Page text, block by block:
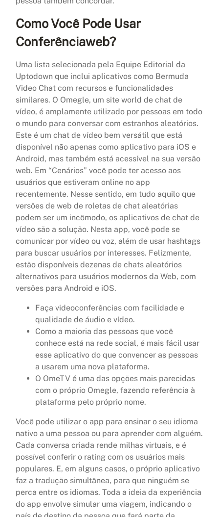
Como Você Pode Usar
Conferênciaweb?
Uma lista selecionada pela Equipe Editorial da
Uptodown que inclui aplicativos como Bermuda
Video Chat com recursos e funcionalidades
similares. O Omegle, um site world de chat de
vídeo, é amplamente utilizado por pessoas em todo
o mundo para conversar com estranhos aleatórios.
Este é um chat de vídeo bem versátil que está
disponível não apenas como aplicativo para iOS e
Android, mas também está acessível na sua versão
web. Em “Cenários” você pode ter acesso aos
usuários que estiveram online no app
recentemente. Nesse sentido, em tudo aquilo que
versões de web de roletas de chat aleatórias
podem ser um incômodo, os aplicativos de chat de
vídeo são a solução. Nesta app, você pode se
comunicar por vídeo ou voz, além de usar hashtags
para buscar usuários por interesses. Felizmente,
estão disponíveis dezenas de chats aleatórios
alternativos para usuários modernos da Web, com
versões para Android e iOS.
Faça videoconferências com facilidade e
qualidade de áudio e vídeo.
Como a maioria das pessoas que você
conhece está na rede social, é mais fácil usar
esse aplicativo do que convencer as pessoas
a usarem uma nova plataforma.
O OmeTV é uma das opções mais parecidas
com o próprio Omegle, fazendo referência à
plataforma pelo próprio nome.
Você pode utilizar o app para ensinar o seu idioma
nativo a uma pessoa ou para aprender com alguém.
Cada conversa criada rende milhas virtuais, e é
possível conferir o rating com os usuários mais
populares. E, em alguns casos, o próprio aplicativo
faz a tradução simultânea, para que ninguém se
perca entre os idiomas. Toda a ideia da experiência
do app envolve simular uma viagem, indicando o